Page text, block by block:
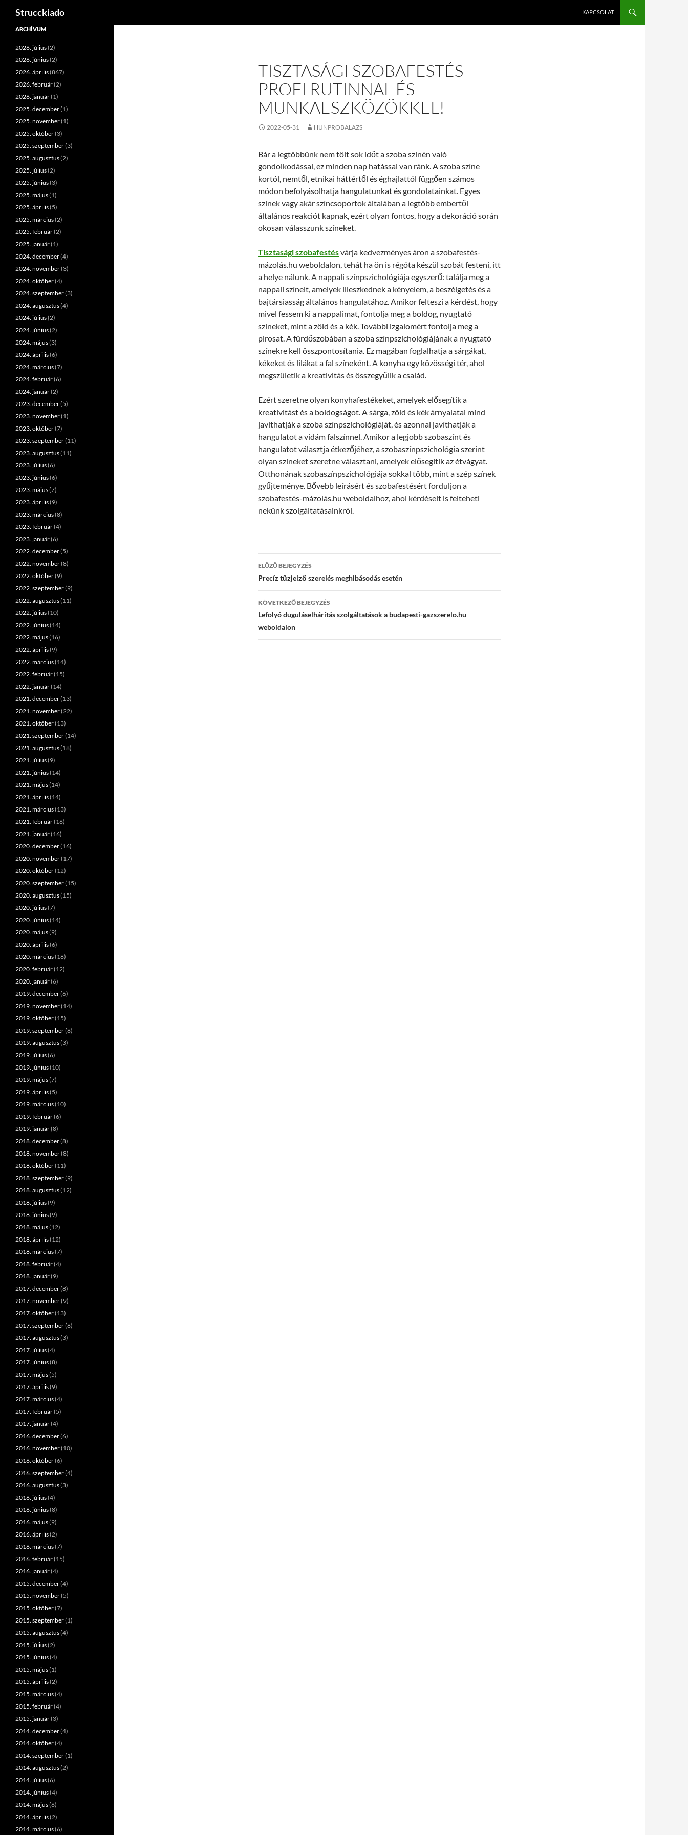
Tartalomhoz
Strucckiado KAPCSOLAT
TISZTASÁGI SZOBAFESTÉS
PROFI RUTINNAL ÉS
MUNKAESZKÖZÖKKEL!
2022-05-31 HUNPROBALAZS
Bár a legtöbbünk nem tölt sok időt a szoba színén való
gondolkodással, ez minden nap hatással van ránk. A szoba színe
kortól, nemtől, etnikai háttértől és éghajlattól függően számos
módon befolyásolhatja hangulatunkat és gondolatainkat. Egyes
színek vagy akár színcsoportok általában a legtöbb embertől
általános reakciót kapnak, ezért olyan fontos, hogy a dekoráció során
okosan válasszunk színeket.
Tisztasági szobafestésvárja kedvezményes áron a szobafestés-
mázolás.hu weboldalon, tehát ha ön is régóta készül szobát festeni, itt
a helye nálunk. A nappali színpszichológiája egyszerű: találja meg a
nappali színeit, amelyek illeszkednek a kényelem, a beszélgetés és a
bajtársiasság általános hangulatához. Amikor felteszi a kérdést, hogy
mivel fessem ki a nappalimat, fontolja meg a boldog, nyugtató
színeket, mint a zöld és a kék. További izgalomért fontolja meg a
pirosat. A fürdőszobában a szoba színpszichológiájának a nyugtató
színekre kell összpontosítania. Ez magában foglalhatja a sárgákat,
kékeket és lilákat a fal színeként. A konyha egy közösségi tér, ahol
megszületik a kreativitás és összegyűlik a család.
Ezért szeretne olyan konyhafestékeket, amelyek elősegítik a
kreativitást és a boldogságot. A sárga, zöld és kék árnyalatai mind
javíthatják a szoba színpszichológiáját, és azonnal javíthatják a
hangulatot a vidám falszínnel. Amikor a legjobb szobaszínt és
hangulatot választja étkezőjéhez, a szobaszínpszichológia szerint
olyan színeket szeretne választani, amelyek elősegítik az étvágyat.
Otthonának szobaszínpszichológiája sokkal több, mint a szép színek
gyűjteménye. Bővebb leírásért és szobafestésért forduljon a
szobafestés-mázolás.hu weboldalhoz, ahol kérdéseit is felteheti
nekünk szolgáltatásainkról.
Bejegyzések
navigációja
ELŐZŐ BEJEGYZÉS
Precíz tűzjelző szerelés meghibásodás esetén
KÖVETKEZŐ BEJEGYZÉS
Lefolyó duguláselhárítás szolgáltatások a budapesti-gazszerelo.hu
weboldalon
ARCHÍVUM
2026. július(2)
2026. június(2)
2026. április(867)
2026. február(2)
2026. január(1)
2025. december(1)
2025. november(1)
2025. október(3)
2025. szeptember(3)
2025. augusztus(2)
2025. július(2)
2025. június(3)
2025. május(1)
2025. április(5)
2025. március(2)
2025. február(2)
2025. január(1)
2024. december(4)
2024. november(3)
2024. október(4)
2024. szeptember(3)
2024. augusztus(4)
2024. július(2)
2024. június(2)
2024. május(3)
2024. április(6)
2024. március(7)
2024. február(6)
2024. január(2)
2023. december(5)
2023. november(1)
2023. október(7)
2023. szeptember(11)
2023. augusztus(11)
2023. július(6)
2023. június(6)
2023. május(7)
2023. április(9)
2023. március(8)
2023. február(4)
2023. január(6)
2022. december(5)
2022. november(8)
2022. október(9)
2022. szeptember(9)
2022. augusztus(11)
2022. július(10)
2022. június(14)
2022. május(16)
2022. április(9)
2022. március(14)
2022. február(15)
2022. január(14)
2021. december(13)
2021. november(22)
2021. október(13)
2021. szeptember(14)
2021. augusztus(18)
2021. július(9)
2021. június(14)
2021. május(14)
2021. április(14)
2021. március(13)
2021. február(16)
2021. január(16)
2020. december(16)
2020. november(17)
2020. október(12)
2020. szeptember(15)
2020. augusztus(15)
2020. július(7)
2020. június(14)
2020. május(9)
2020. április(6)
2020. március(18)
2020. február(12)
2020. január(6)
2019. december(6)
2019. november(14)
2019. október(15)
2019. szeptember(8)
2019. augusztus(3)
2019. július(6)
2019. június(10)
2019. május(7)
2019. április(5)
2019. március(10)
2019. február(6)
2019. január(8)
2018. december(8)
2018. november(8)
2018. október(11)
2018. szeptember(9)
2018. augusztus(12)
2018. július(9)
2018. június(9)
2018. május(12)
2018. április(12)
2018. március(7)
2018. február(4)
2018. január(9)
2017. december(8)
2017. november(9)
2017. október(13)
2017. szeptember(8)
2017. augusztus(3)
2017. július(4)
2017. június(8)
2017. május(5)
2017. április(9)
2017. március(4)
2017. február(5)
2017. január(4)
2016. december(6)
2016. november(10)
2016. október(6)
2016. szeptember(4)
2016. augusztus(3)
2016. július(4)
2016. június(8)
2016. május(9)
2016. április(2)
2016. március(7)
2016. február(15)
2016. január(4)
2015. december(4)
2015. november(5)
2015. október(7)
2015. szeptember(1)
2015. augusztus(4)
2015. július(2)
2015. június(4)
2015. május(1)
2015. április(2)
2015. március(4)
2015. február(4)
2015. január(3)
2014. december(4)
2014. október(4)
2014. szeptember(1)
2014. augusztus(2)
2014. július(6)
2014. június(4)
2014. május(6)
2014. április(2)
2014. március(6)